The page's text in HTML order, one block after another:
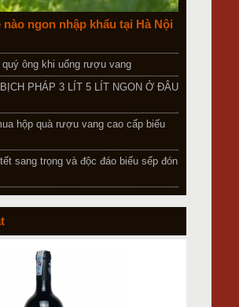
ngon nhập khẩu tại Hà Nội
ông khi uống rượu vang
PHÁP 3 LÍT 5 LÍT NGON Ở ĐÂU
hộp quà rượu vang cao cấp biếu
sang trọng và độc đáo biếu sếp đón